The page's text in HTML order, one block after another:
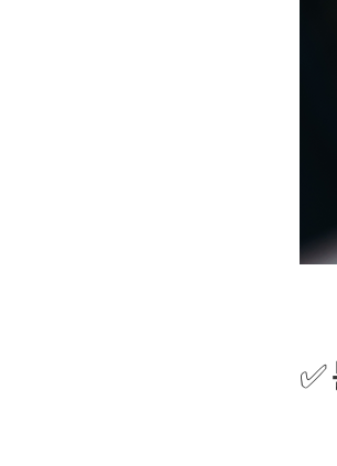
✅